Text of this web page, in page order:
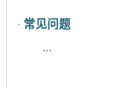
· 常见问题
...